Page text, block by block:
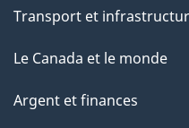
Transport et
Le Canada et le monde
Argent et finances